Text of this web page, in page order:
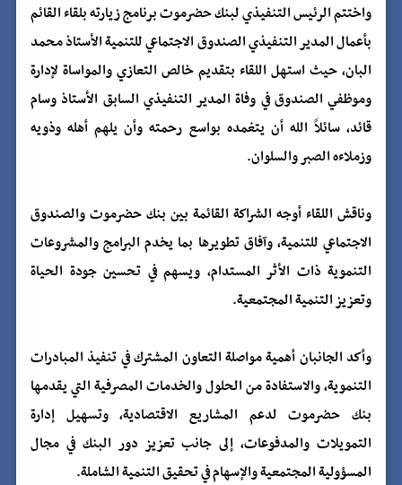
واختتم الرئيس التنفيذي لبنك حضرموت برنامج زيارته بلقاء القائم
بأعمال المدير التنفيذي الصندوق الاجتماعي للتنمية الأستاذ محمد
البان، حيث استهل اللقاء بتقديم خالص التعازي والمواساة لإدارة
وموظفي الصندوق في وفاة المدير التنفيذي السابق الأستاذ وسام
قائد، سائلاً الله أن يتغمده بواسع رحمته وأن يلهم أهله وذويه
وزملاءه الصبر والسلوان.
وناقش اللقاء أوجه الشراكة القائمة بين بنك حضرموت والصندوق
الاجتماعي للتنمية، وآفاق تطويرها بما يخدم البرامج والمشروعات
التنموية ذات الأثر المستدام، ويسهم في تحسين جودة الحياة
وتعزيز التنمية المجتمعية.
وأكد الجانبان أهمية مواصلة التعاون المشترك في تنفيذ المبادرات
التنموية، والاستفادة من الحلول والخدمات المصرفية التي يقدمها
بنك حضرموت لدعم المشاريع الاقتصادية، وتسهيل إدارة
التمويلات والمدفوعات، إلى جانب تعزيز دور البنك في مجال
المسؤولية المجتمعية والإسهام في تحقيق التنمية الشاملة.